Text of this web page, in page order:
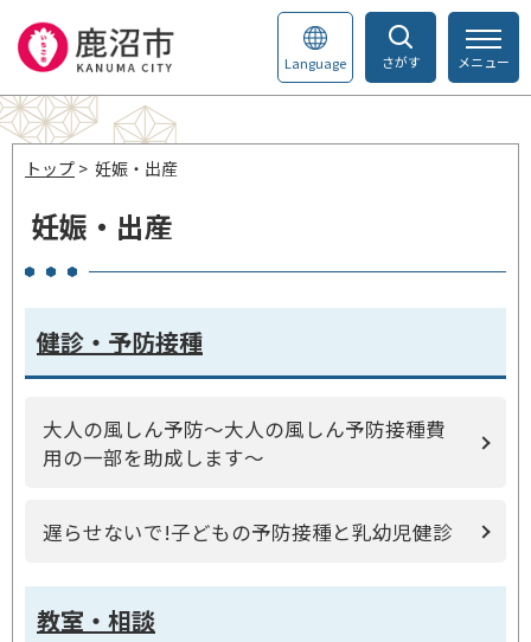
さがす
Language メニュー
トップ > 妊娠・出産
妊娠・出産
健診・予防接種
大人の風しん予防～大人の風しん予防接種費
用の一部を助成します～
遅らせないで!子どもの予防接種と乳幼児健診
教室・相談